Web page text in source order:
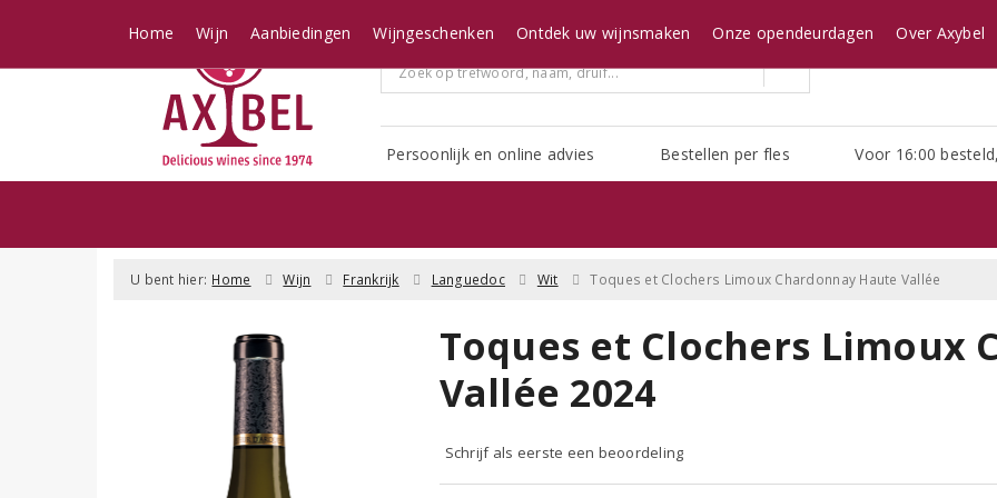
Persoonlijk en online advies Bestellen per fles Voor 16:00
Home Wijn Aanbiedingen Wijngeschenken Ontdek uw wijnsmaken Onze opendeurdagen Over Axybel
U bent hier: Home Wijn Frankrijk Languedoc Wit Toques et Clochers Limoux Chardonnay Haute Vallée
Toques et Clochers Limoux
Vallée 2024
Schrijf als eerste een beoordeling